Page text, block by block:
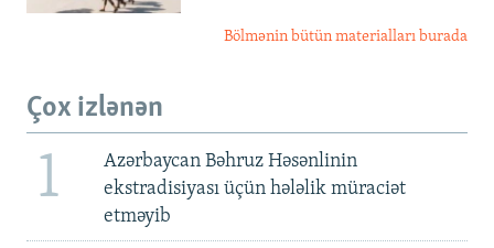
Bölmənin bütün materialları burada
Çox izlənən
1
Azərbaycan Bəhruz Həsənlinin
ekstradisiyası üçün hələlik müraciət
etməyib